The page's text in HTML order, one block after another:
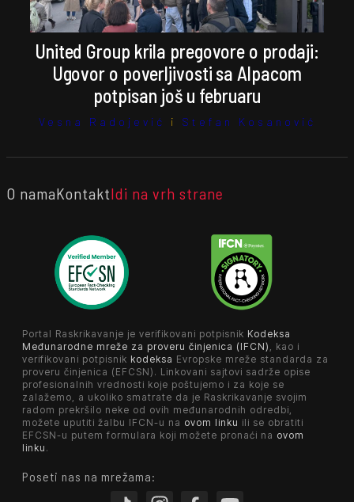
United Group krila pregovore o prodaji:
Ugovor o poverljivosti sa Alpacom
potpisan još u februaru
Vesna Radojević i Stefan Kosanović
O namaKontaktIdi na vrh strane
Portal Raskrikavanje je verifikovani potpisnik Kodeksa
Međunarodne mreže za proveru činjenica (IFCN) , kao i
verifikovani potpisnik kodeksa Evropske mreže standarda za
proveru činjenica (EFCSN). Linkovani sajtovi sadrže opise
profesionalnih vrednosti koje poštujemo i za koje se
zalažemo, a ukoliko smatrate da je Raskrikavanje svojim
radom prekršilo neke od ovih međunarodnih odredbi,
možete uputiti žalbu IFCN-u na ovom linku ili se obratiti
EFCSN-u putem formulara koji možete pronaći na ovom
linku .
Poseti nas na mrežama: